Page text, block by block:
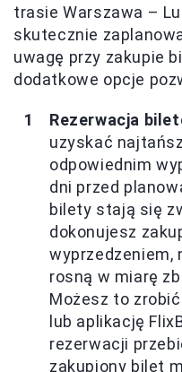
trasie Warszawa –
skutecznie
uwagę przy zakupie
dodatkowe opcje
Rezerwacja
uzyskać
odpowiednim
dni przed
bilety stają się
dokonujesz
rosną w miarę
Możesz to
lub aplikację
rezerwacji
zakupiony bilet